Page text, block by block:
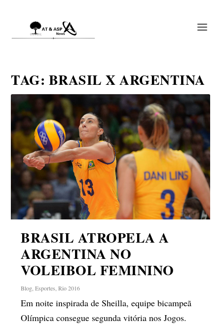
TAG: BRASIL X ARGENTINA
BRASIL ATROPELA A
ARGENTINA NO
VOLEIBOL FEMININO
Blog ,Esportes ,Rio 2016
Em noite inspirada de Sheilla, equipe bicampeã
Olímpica consegue segunda vitória nos Jogos.